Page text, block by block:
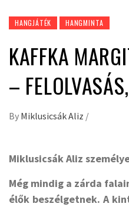
HANGJÁTÉK HANGMINTA
KAFFKA
–
By Miklusicsák Aliz /
Miklusicsák Aliz
Még mindig a zárda
élők beszélgetnek. A